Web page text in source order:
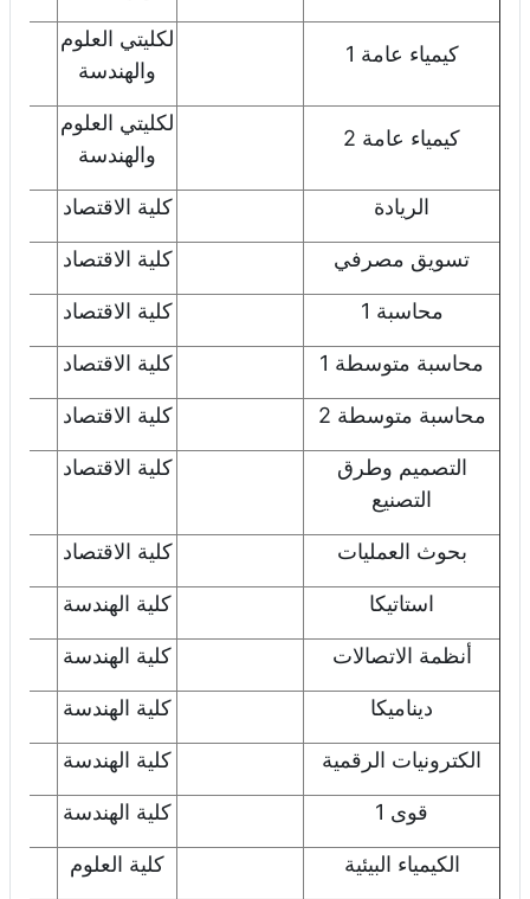
كيمياء عامة 1
لكليتي العلوم
والهندسة
كيمياء عامة 2
لكليتي العلوم
والهندسة
الريادة كلية الاقتصاد
تسويق مصرفي كلية الاقتصاد
محاسبة 1 كلية الاقتصاد
محاسبة متوسطة 1 كلية الاقتصاد
محاسبة متوسطة 2 كلية الاقتصاد
التصميم وطرق
التصنيع
كلية الاقتصاد
بحوث العمليات كلية الاقتصاد
استاتيكا كلية الهندسة
أنظمة الاتصالات كلية الهندسة
ديناميكا كلية الهندسة
الكترونيات الرقمية كلية الهندسة
قوى 1 كلية الهندسة
الكيمياء البيئية كلية العلوم